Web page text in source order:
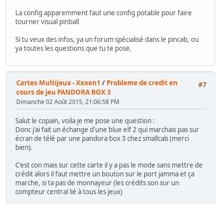
La config apparemment faut une config potable pour faire
tourner visual pinball
Si tu veux des infos, ya un forum spécialisé dans le pincab, ou
ya toutes les questions que tu te pose.
#7
Cartes Multijeux - Xxxen1 / Probleme de credit en
cours de jeu PANDORA BOX 3
Dimanche 02 Août 2015, 21:06:58 PM
Salut le copain, voila je me pose une question :
Donc j'ai fait un échange d'une blue elf 2 qui marchais pas sur
écran de télé par une pandora box 3 chez smallcab (merci
bien).
C'est con mais sur cette carte il y a pas le mode sans mettre de
crédit alors il faut mettre un bouton sur le port jamma et ça
marche, si ta pas de monnayeur (les crédits son sur un
compteur central lié à tous les jeux)